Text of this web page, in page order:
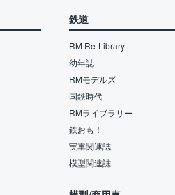
鉄道
RM Re-Library
幼年誌
RMモデルズ
国鉄時代
RMライブラリー
鉄おも！
実車関連誌
模型関連誌